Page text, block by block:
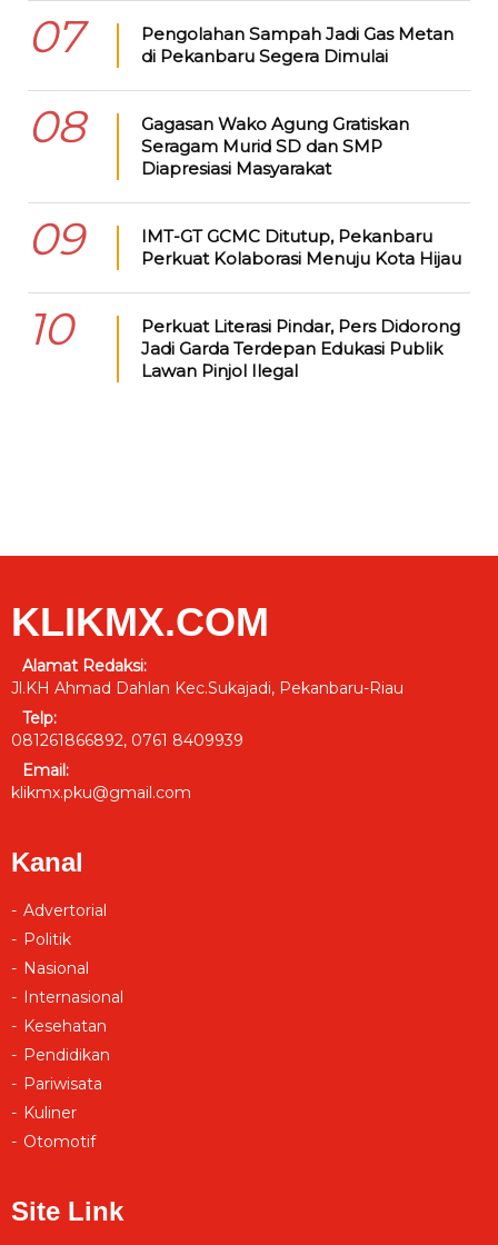
07
Pengolahan Sampah Jadi Gas Metan
di Pekanbaru Segera Dimulai
08
Gagasan Wako Agung Gratiskan
Seragam Murid SD dan SMP
Diapresiasi Masyarakat
09
IMT-GT GCMC Ditutup, Pekanbaru
Perkuat Kolaborasi Menuju Kota Hijau
10
Perkuat Literasi Pindar, Pers Didorong
Jadi Garda Terdepan Edukasi Publik
Lawan Pinjol Ilegal
KLIKMX.COM
Alamat Redaksi:
Jl.KH Ahmad Dahlan Kec.Sukajadi, Pekanbaru-Riau
Telp:
081261866892, 0761 8409939
Email:
klikmx.pku@gmail.com
Kanal
Advertorial
Politik
Nasional
Internasional
Kesehatan
Pendidikan
Pariwisata
Kuliner
Otomotif
Site Link